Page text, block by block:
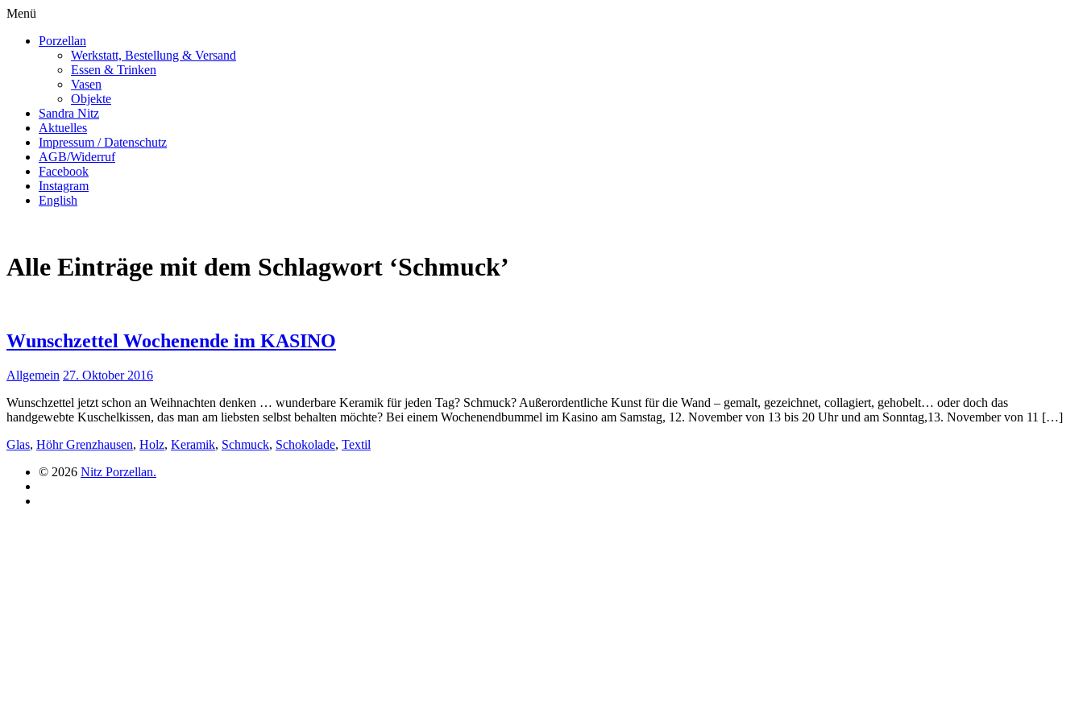
Menü
Porzellan
Werkstatt, Bestellung & Versand
Essen & Trinken
Vasen
Objekte
Sandra Nitz
Aktuelles
Impressum / Datenschutz
AGB/Widerruf
Facebook
Instagram
English
Alle Einträge mit dem Schlagwort ‘Schmuck’
Wunschzettel Wochenende im KASINO
Allgemein 27. Oktober 2016
Wunschzettel jetzt schon an Weihnachten denken … wunderbare Keramik für jeden Tag? Schmuck? Außerordentliche Kunst für die Wand – gemalt, gezeichnet, collagiert, gehobelt… oder doch das
handgewebte Kuschelkissen, das man am liebsten selbst behalten möchte? Bei einem Wochenendbummel im Kasino am Samstag, 12. November von 13 bis 20 Uhr und am Sonntag,13. November von 11 […]
Glas, Höhr Grenzhausen, Holz, Keramik, Schmuck, Schokolade, Textil
© 2026 Nitz Porzellan.